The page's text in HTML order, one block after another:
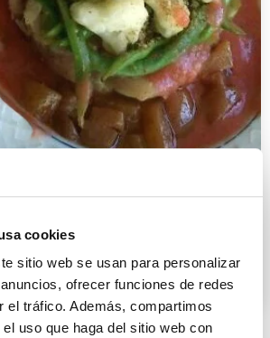
cookies
sitio web se usan para personalizar
ofrecer funciones de redes
el tráfico. Además, compartimos
uso que haga del sitio web con
lecho de Tomate y